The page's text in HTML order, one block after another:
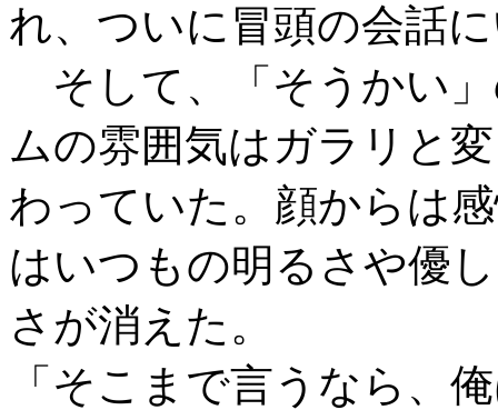
れ、ついに冒頭の会話
そして、「そうかい
ムの雰囲気はガラリと変
わっていた。顔からは
はいつもの明るさや優し
さが消えた。
「そこまで言うなら、